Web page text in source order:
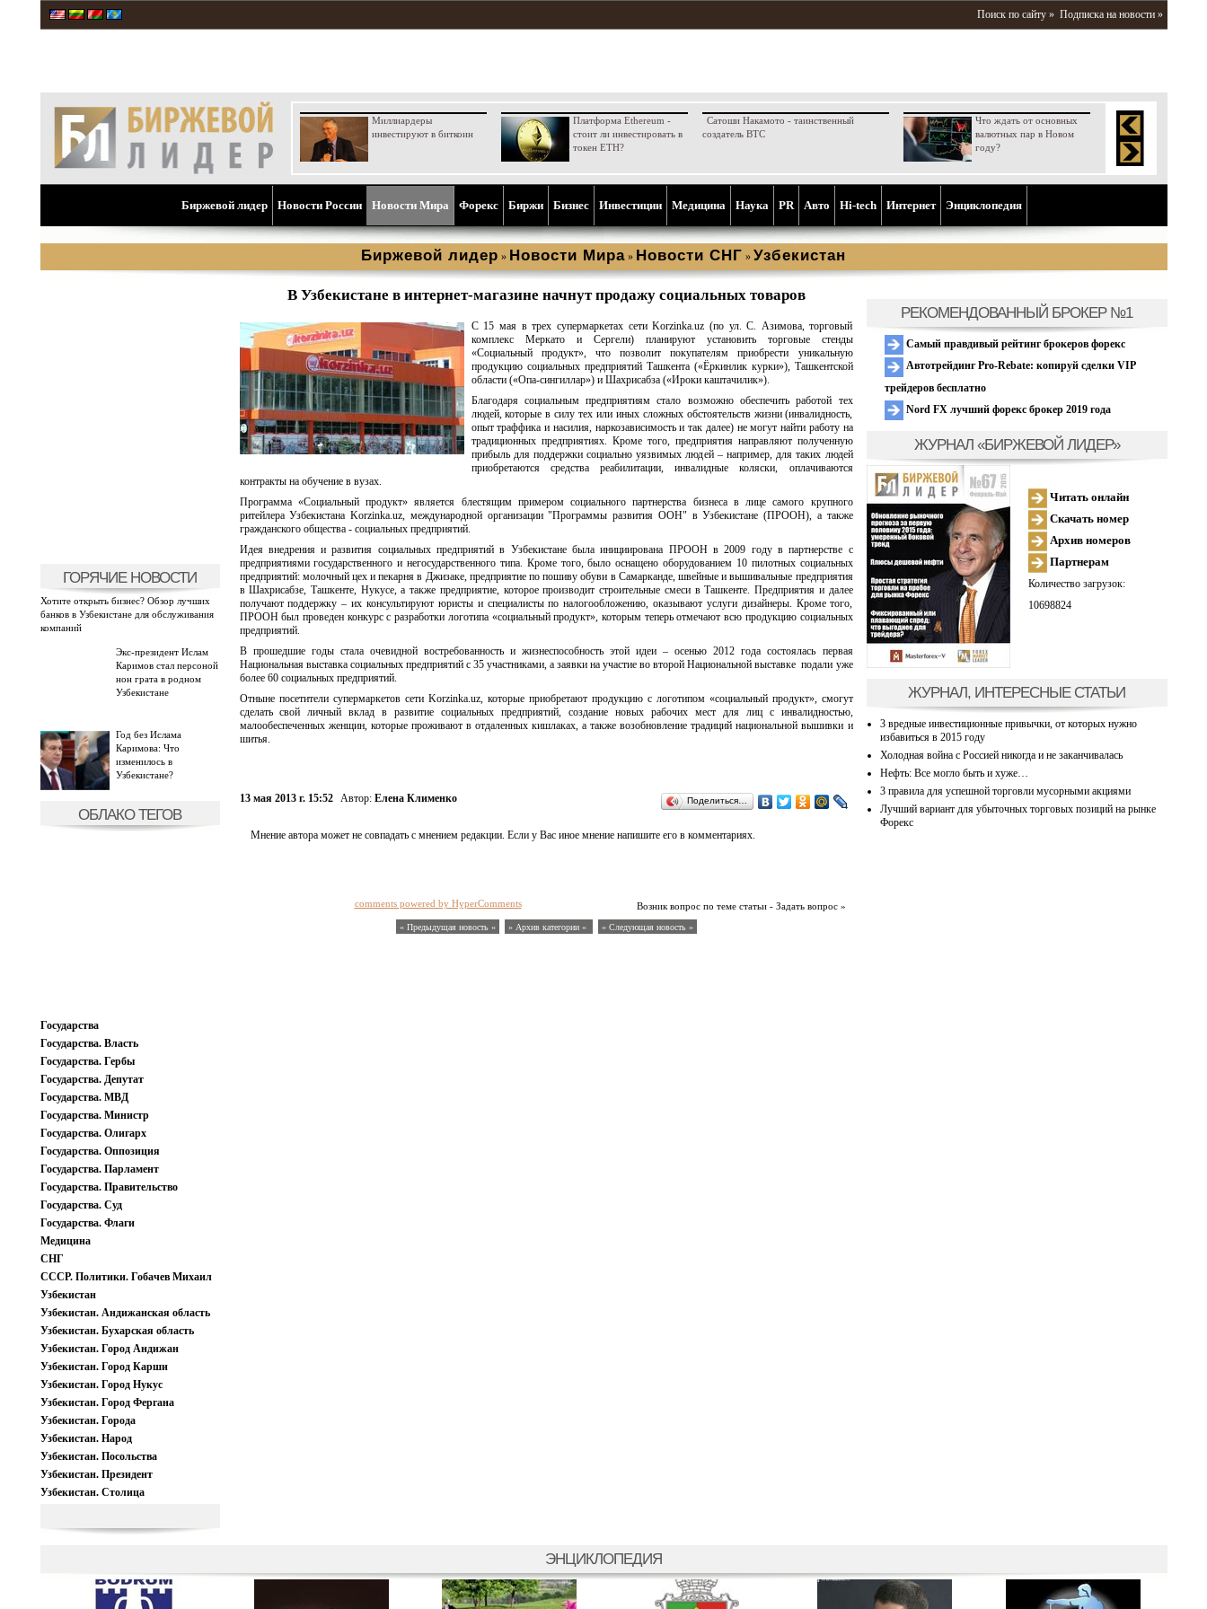
Поиск по сайту » Подписка на новости »
Миллиардеры
инвестируют в биткоин
Платформа Ethereum -
стоит ли инвестировать в
токен ETH?
Сатоши Накамото - таинственный
создатель BTC
Что ждать от основных
валютных пар в Новом
году?
Биржевой лидер Новости России Новости Мира Форекс Биржи Бизнес Инвестиции Медицина Наука PR Aвто Hi-tech Интернет Энциклопедия
Биржевой лидер » Новости Мира » Новости СНГ » Узбекистан
ГОРЯЧИЕ НОВОСТИ
Хотите открыть бизнес? Обзор лучших
банков в Узбекистане для обслуживания
компаний
Экс-президент Ислам
Каримов стал персоной
нон грата в родном
Узбекистане
Год без Ислама
Каримова: Что
изменилось в
Узбекистане?
ОБЛАКО ТЕГОВ
Государства
Государства. Власть
Государства. Гербы
Государства. Депутат
Государства. МВД
Государства. Министр
Государства. Олигарх
Государства. Оппозиция
Государства. Парламент
Государства. Правительство
Государства. Суд
Государства. Флаги
Медицина
СНГ
СССР. Политики. Гобачев Михаил
Узбекистан
Узбекистан. Андижанская область
Узбекистан. Бухарская область
Узбекистан. Город Андижан
Узбекистан. Город Карши
Узбекистан. Город Нукус
Узбекистан. Город Фергана
Узбекистан. Города
Узбекистан. Народ
Узбекистан. Посольства
Узбекистан. Президент
Узбекистан. Столица
В Узбекистане в интернет-магазине начнут продажу социальных товаров
С 15 мая в трех супермаркетах сети Korzinka.uz (по ул. С. Азимова, торговый
комплекс Меркато и Сергели) планируют установить торговые стенды
«Социальный продукт», что позволит покупателям приобрести уникальную
продукцию социальных предприятий Ташкента («Ёркинлик курки»), Ташкентской
области («Опа-сингиллар») и Шахрисабза («Ироки каштачилик»).
Благодаря социальным предприятиям стало возможно обеспечить работой тех
людей, которые в силу тех или иных сложных обстоятельств жизни (инвалидность,
опыт траффика и насилия, наркозависимость и так далее) не могут найти работу на
традиционных предприятиях. Кроме того, предприятия направляют полученную
прибыль для поддержки социально уязвимых людей – например, для таких людей
приобретаются средства реабилитации, инвалидные коляски, оплачиваются
контракты на обучение в вузах.
Программа «Социальный продукт» является блестящим примером социального партнерства бизнеса в лице самого крупного
ритейлера Узбекистана Korzinka.uz, международной организации "Программы развития ООН" в Узбекистане (ПРООН), а также
гражданского общества - социальных предприятий.
Идея внедрения и развития социальных предприятий в Узбекистане была инициирована ПРООН в 2009 году в партнерстве с
предприятиями государственного и негосударственного типа. Кроме того, было оснащено оборудованием 10 пилотных социальных
предприятий: молочный цех и пекарня в Джизаке, предприятие по пошиву обуви в Самарканде, швейные и вышивальные предприятия
в Шахрисабзе, Ташкенте, Нукусе, а также предприятие, которое производит строительные смеси в Ташкенте. Предприятия и далее
получают поддержку – их консультируют юристы и специалисты по налогообложению, оказывают услуги дизайнеры. Кроме того,
ПРООН был проведен конкурс с разработки логотипа «социальный продукт», которым теперь отмечают всю продукцию социальных
предприятий.
В прошедшие годы стала очевидной востребованность и жизнеспособность этой идеи – осенью 2012 года состоялась первая
Национальная выставка социальных предприятий с 35 участниками, а заявки на участие во второй Национальной выставке подали уже
более 60 социальных предприятий.
Отныне посетители супермаркетов сети Korzinka.uz, которые приобретают продукцию с логотипом «социальный продукт», смогут
сделать свой личный вклад в развитие социальных предприятий, создание новых рабочих мест для лиц с инвалидностью,
малообеспеченных женщин, которые проживают в отдаленных кишлаках, а также возобновление традиций национальной вышивки и
шитья.
13 мая 2013 г. 15:52 Автор: Елена Клименко Поделиться…
Мнение автора может не совпадать с мнением редакции. Если у Вас иное мнение напишите его в комментариях.
Возник вопрос по теме статьи - Задать вопрос »
comments powered by HyperComments
« Предыдущая новость « » Архив категории « » Следующая новость »
РЕКОМЕНДОВАННЫЙ БРОКЕР №1
Самый правдивый рейтинг брокеров форекс
Автотрейдинг Pro-Rebate: копируй сделки VIP
трейдеров бесплатно
Nord FX лучший форекс брокер 2019 года
ЖУРНАЛ «БИРЖЕВОЙ ЛИДЕР»
Читать онлайн
Скачать номер
Архив номеров
Партнерам
Количество загрузок:
10698824
ЖУРНАЛ, ИНТЕРЕСНЫЕ СТАТЬИ
3 вредные инвестиционные привычки, от которых нужно
избавиться в 2015 году
Холодная война с Россией никогда и не заканчивалась
Нефть: Все могло быть и хуже…
3 правила для успешной торговли мусорными акциями
Лучший вариант для убыточных торговых позиций на рынке
Форекс
ЭНЦИКЛОПЕДИЯ